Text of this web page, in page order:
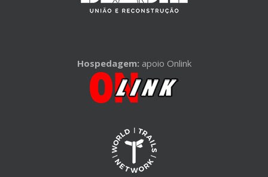
Hospedagem: apoio Onlink